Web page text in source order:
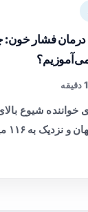
فشار خون:
به ۱۱۶ میلیون نفر…